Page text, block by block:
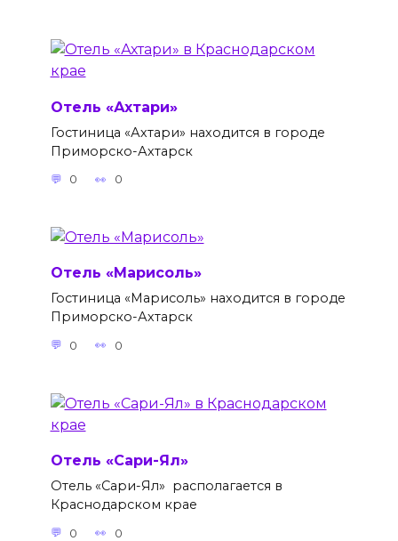
Отель «Ахтари»
Гостиница «Ахтари» находится в городе
Приморско-Ахтарск
0 0
Отель «Марисоль»
Гостиница «Марисоль» находится в городе
Приморско-Ахтарск
0 0
Отель «Сари-Ял»
Отель «Сари-Ял» располагается в
Краснодарском крае
0 0